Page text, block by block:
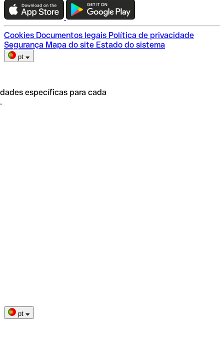
Escolha do plano
Cookies Documentos legais Política de privacidade
Segurança Mapa do site Estado do sistema
pt
específicas para cada
pt